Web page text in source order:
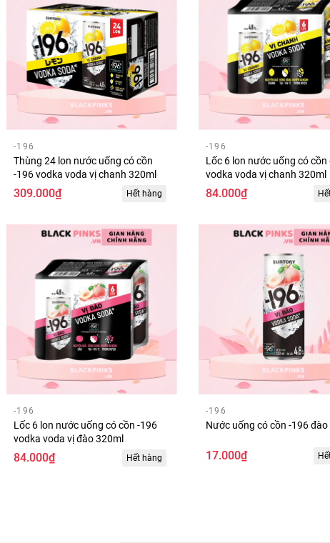
-196
Thùng 24 lon nước uống có cồn
-196 vodka voda vị chanh 320ml
309.000₫ Hết hàng
-196
Lốc 6 lon nước uống có cồn
vodka voda vị chanh 320ml
84.000₫
-196
Lốc 6 lon nước uống có cồn -196
vodka voda vị đào 320ml
84.000₫ Hết hàng
-196
Nước uống có cồn -196 đào
17.000₫